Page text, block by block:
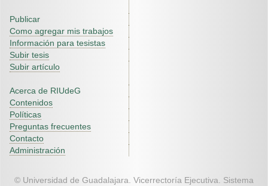
Publicar
Como agregar mis trabajos
Información para tesistas
Subir tesis
Subir artículo
Acerca de RIUdeG
Contenidos
Políticas
Preguntas frecuentes
Contacto
Administración
© Universidad de Guadalajara. Vicerrectoría Ejecutiva. Sistema